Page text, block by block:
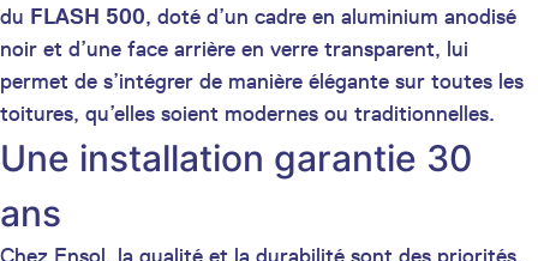
du FLASH 500, doté d’un cadre en aluminium anodisé
noir et d’une face arrière en verre transparent, lui
permet de s’intégrer de manière élégante sur toutes les
toitures, qu’elles soient modernes ou traditionnelles.
Une installation garantie 30
ans